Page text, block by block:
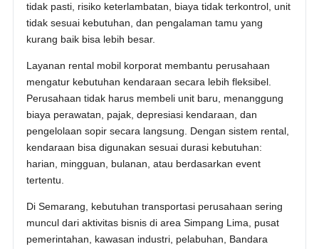
tidak pasti, risiko keterlambatan, biaya tidak terkontrol, unit
tidak sesuai kebutuhan, dan pengalaman tamu yang
kurang baik bisa lebih besar.
Layanan rental mobil korporat membantu perusahaan
mengatur kebutuhan kendaraan secara lebih fleksibel.
Perusahaan tidak harus membeli unit baru, menanggung
biaya perawatan, pajak, depresiasi kendaraan, dan
pengelolaan sopir secara langsung. Dengan sistem rental,
kendaraan bisa digunakan sesuai durasi kebutuhan:
harian, mingguan, bulanan, atau berdasarkan event
tertentu.
Di Semarang, kebutuhan transportasi perusahaan sering
muncul dari aktivitas bisnis di area Simpang Lima, pusat
pemerintahan, kawasan industri, pelabuhan, Bandara